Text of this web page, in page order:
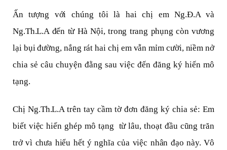
Ấn tượng với chúng tôi là hai chị em Ng.Đ.A và
Ng.Th.L.A đến từ Hà Nội, trong trang phụng còn vương
lại bụi đường, nắng rát hai chị em vẫn mỉm cười, niềm nở
chia sẻ câu chuyện đằng sau việc đến đăng ký hiến mô
tạng.
Chị Ng.Th.L.A trên tay cầm tờ đơn đăng ký chia sẻ: Em
biết việc hiến ghép mô tạng từ lâu, thoạt đầu cũng trăn
trở vì chưa hiểu hết ý nghĩa của việc nhân đạo này. Vô